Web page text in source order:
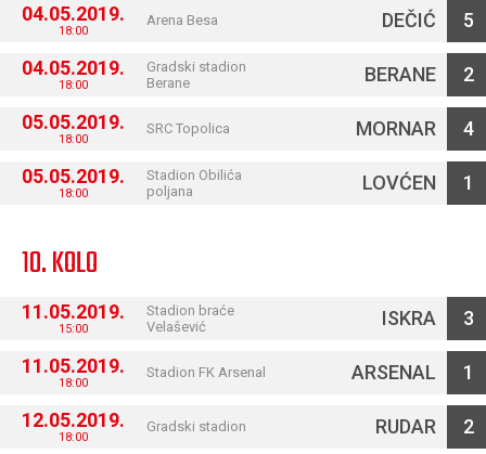
04.05.2019.
18:00
Arena Besa DEČIĆ 5
04.05.2019.
18:00
Gradski stadion
Berane
BERANE 2
05.05.2019.
18:00
SRC Topolica MORNAR 4
05.05.2019.
18:00
Stadion Obilića
poljana
LOVĆEN 1
10. KOLO
11.05.2019.
15:00
Stadion braće
Velašević
ISKRA 3
11.05.2019.
18:00
Stadion FK Arsenal ARSENAL 1
12.05.2019.
18:00
Gradski stadion RUDAR 2